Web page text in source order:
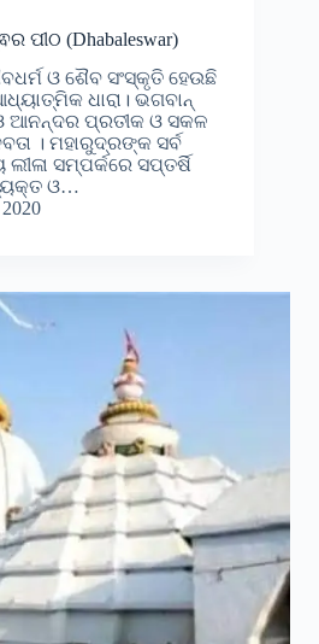
(Dhabaleswar)
ଓ ଶୈବ ସଂସ୍କୃତି ହେଉଛି
ଧାରା। ଭଗବାନ୍
ଆନନ୍ଦର ପ୍ରତୀକ ଓ ସକଳ
। ମହାରୁଦ୍ରଙ୍କ ସର୍ବ
ସମ୍ପର୍କରେ ସପ୍ତର୍ଷି
ଓ…